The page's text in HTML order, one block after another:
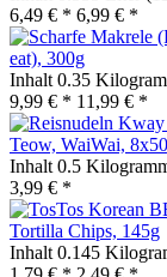
6,49 € * 6,99 € *
eat), 300g
Inhalt 0.35
9,99 € * 11,99 € *
Teow, WaiWai,
Inhalt 0.5
3,99 € *
Tortilla Chips, 145g
Inhalt 0.145